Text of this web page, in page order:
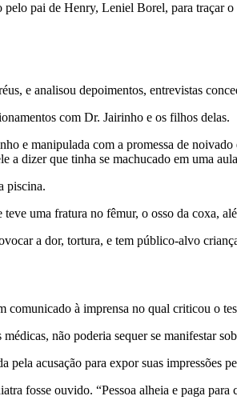
pai de Henry, Leniel Borel, para traçar
e analisou depoimentos, entrevistas
com Dr. Jairinho e os filhos delas.
e manipulada com a promessa de
a dizer que tinha se machucado em uma
piscina.
uma fratura no fêmur, o osso da coxa,
a dor, tortura, e tem público-alvo
à imprensa no qual criticou o
não poderia sequer se manifestar
pela acusação para expor suas impressões
fosse ouvido. “Pessoa alheia e paga